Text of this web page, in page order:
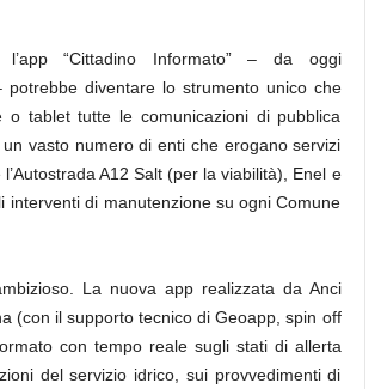
l’app “Cittadino Informato” – da oggi
diventare lo strumento unico che
tablet tutte le comunicazioni di pubblica
vasto numero di enti che erogano servizi
A12 Salt (per la viabilità), Enel e
interventi di manutenzione su ogni Comune
La nuova app realizzata da Anci
(con il supporto tecnico di Geoapp, spin off
con tempo reale sugli stati di allerta
del servizio idrico, sui provvedimenti di